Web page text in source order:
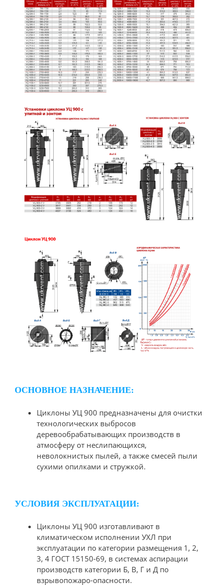
ОСНОВНОЕ НАЗНАЧЕНИЕ:
Циклоны УЦ 900 предназначены для очистки
технологических выбросов
деревообрабатывающих производств в
атмосферу от неслипающихся,
неволокнистых пылей, а также смесей пыли
сухими опилками и стружкой.
УСЛОВИЯ ЭКСПЛУАТАЦИИ:
Циклоны УЦ 900 изготавливают в
климатическом исполнении УХЛ при
эксплуатации по категории размещения 1, 2,
3, 4 ГОСТ 15150-69, в системах аспирации
производств категории Б, В, Г и Д по
взрывопожаро-опасности.